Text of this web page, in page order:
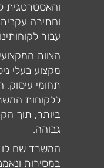
והאסטרטגית
וחתירה
עבור
הצוות
מקצוע בעלי
תחומי עיסוק,
ללקוחות
ביותר, תוך
גבוהה.
המשרד שם לו
במסירות